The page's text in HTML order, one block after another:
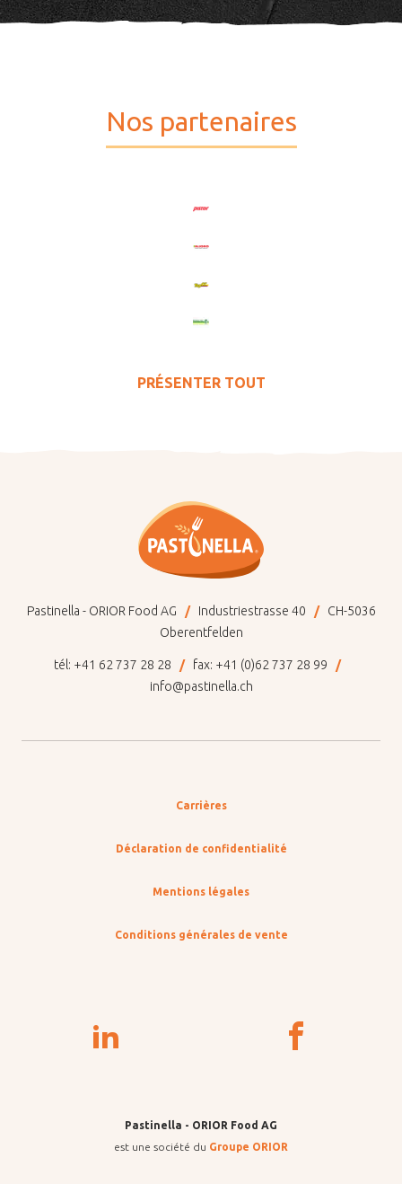
Nos partenaires
PRÉSENTER TOUT
Pastinella - ORIOR Food AG Industriestrasse 40
CH-5036
Oberentfelden
tél: +41 62 737 28 28 fax: +41 (0)62 737 28 99
info@pastinella.ch
Carrières
Déclaration de confidentialité
Mentions légales
Conditions générales de vente
Pastinella - ORIOR Food AG
est une société du Groupe ORIOR